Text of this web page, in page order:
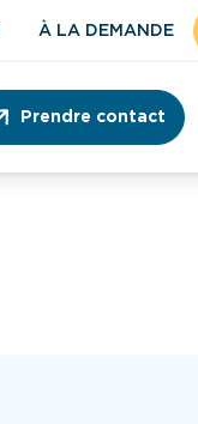
À LA DEMANDE
Prendre contact